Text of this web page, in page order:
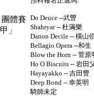
Do Deuce --武豐
Shahryar -- 杜滿樂
Danon Decile -- 橫山
Bellagio Opera --和生
Blow the Horn -- 菅原
Ho O Biscuits -- 岩田
Hayayakko -- 吉田豐
Deep Bond -- 幸英明
騎師未定